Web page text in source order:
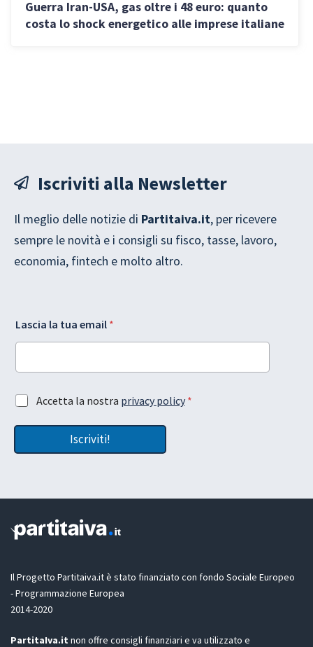
Guerra Iran-USA, gas oltre i 48 euro: quanto
costa lo shock energetico alle imprese italiane
Iscriviti alla Newsletter
Il meglio delle notizie di Partitaiva.it, per ricevere
sempre le novità e i consigli su fisco, tasse, lavoro,
economia, fintech e molto altro.
c
c
a
z
P
*
a
s
l
a
Lascia la tua email *
A
c
t
n
D
P
R
*
Accetta la nostra privacy policy *
Iscriviti!
Il Progetto Partitaiva.it è stato finanziato con fondo Sociale Europeo
- Programmazione Europea
2014-2020
PartitaIva.it non offre consigli finanziari e va utilizzato e